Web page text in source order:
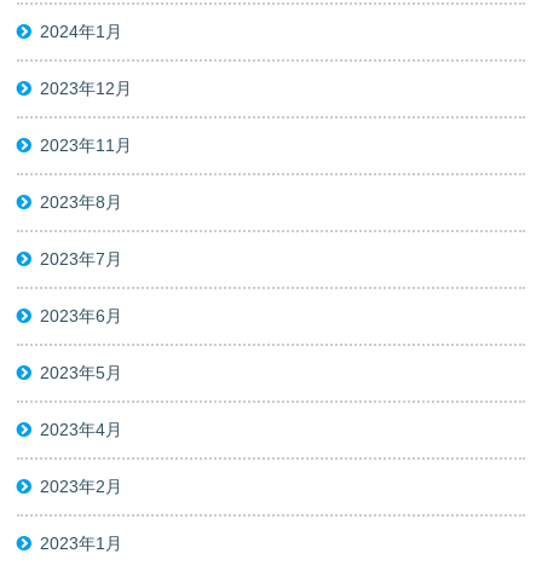
2024年1月
2023年12月
2023年11月
2023年8月
2023年7月
2023年6月
2023年5月
2023年4月
2023年2月
2023年1月